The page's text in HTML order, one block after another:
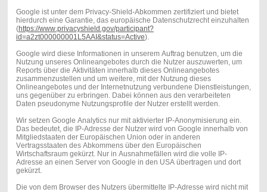
Google ist unter dem Privacy-Shield-Abkommen zertifiziert und bietet
hierdurch eine Garantie, das europäische Datenschutzrecht einzuhalten
(https://www.privacyshield.gov/participant?
id=a2zt000000001L5AAI&status=Active).
Google wird diese Informationen in unserem Auftrag benutzen, um die
Nutzung unseres Onlineangebotes durch die Nutzer auszuwerten, um
Reports über die Aktivitäten innerhalb dieses Onlineangebotes
zusammenzustellen und um weitere, mit der Nutzung dieses
Onlineangebotes und der Internetnutzung verbundene Dienstleistungen,
uns gegenüber zu erbringen. Dabei können aus den verarbeiteten
Daten pseudonyme Nutzungsprofile der Nutzer erstellt werden.
Wir setzen Google Analytics nur mit aktivierter IP-Anonymisierung ein.
Das bedeutet, die IP-Adresse der Nutzer wird von Google innerhalb von
Mitgliedstaaten der Europäischen Union oder in anderen
Vertragsstaaten des Abkommens über den Europäischen
Wirtschaftsraum gekürzt. Nur in Ausnahmefällen wird die volle IP-
Adresse an einen Server von Google in den USA übertragen und dort
gekürzt.
Die von dem Browser des Nutzers übermittelte IP-Adresse wird nicht mit